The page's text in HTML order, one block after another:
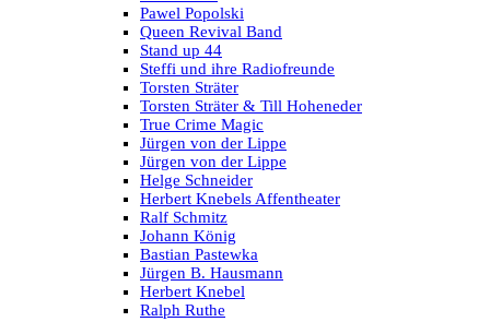
Pawel Popolski
Queen Revival Band
Stand up 44
Steffi und ihre Radiofreunde
Torsten Sträter
Torsten Sträter & Till Hoheneder
True Crime Magic
Jürgen von der Lippe
Jürgen von der Lippe
Helge Schneider
Herbert Knebels Affentheater
Ralf Schmitz
Johann König
Bastian Pastewka
Jürgen B. Hausmann
Herbert Knebel
Ralph Ruthe